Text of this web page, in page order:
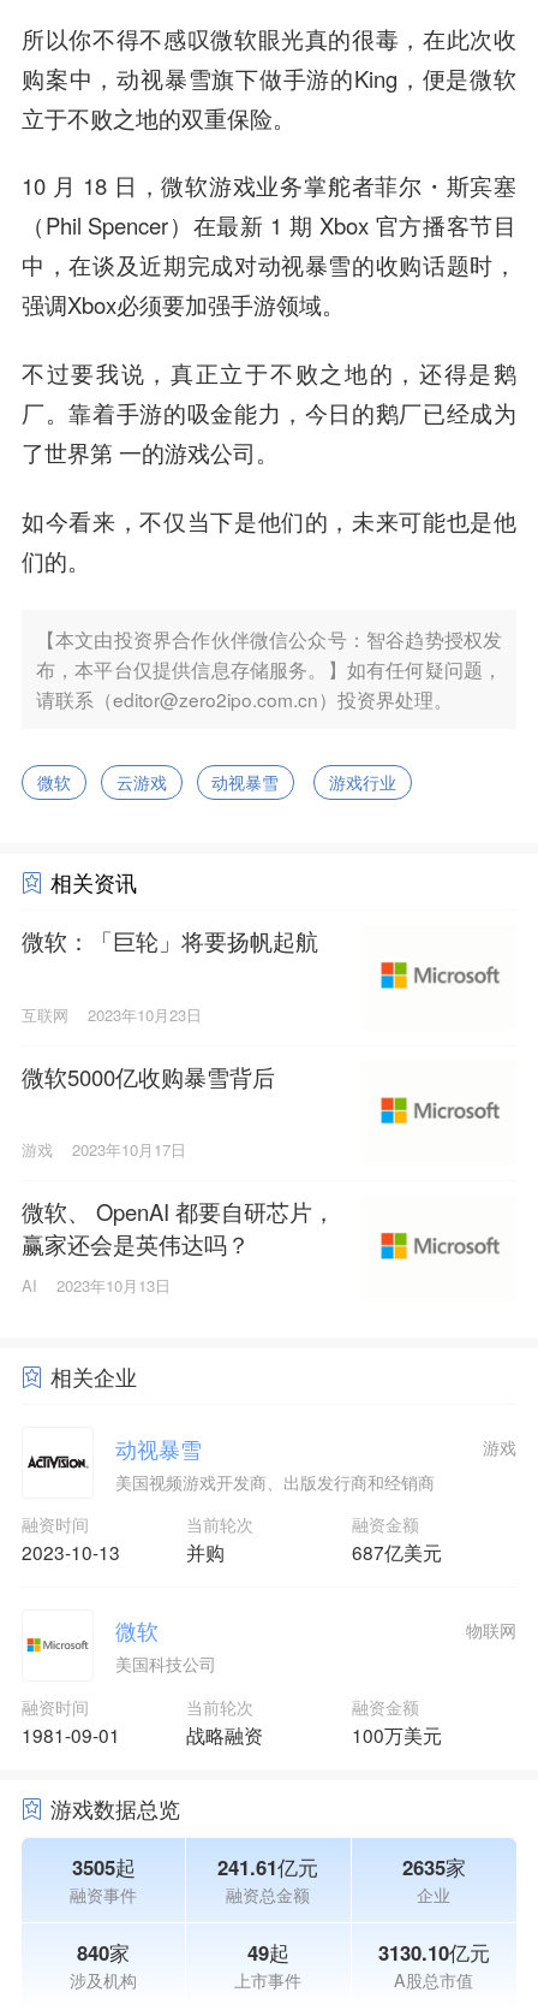
所以你不得不感叹微软眼光真的很毒，在此次收
购案中，动视暴雪旗下做手游的King，便是微软
立于不败之地的双重保险。
10 月 18 日，微软游戏业务掌舵者菲尔・斯宾塞
（Phil Spencer）在最新 1 期 Xbox 官方播客节目
中，在谈及近期完成对动视暴雪的收购话题时，
强调Xbox必须要加强手游领域。
不过要我说，真正立于不败之地的，还得是鹅
厂。靠着手游的吸金能力，今日的鹅厂已经成为
了世界第 一的游戏公司。
如今看来，不仅当下是他们的，未来可能也是他
们的。
【本文由投资界合作伙伴微信公众号：智谷趋势授权发
布，本平台仅提供信息存储服务。】如有任何疑问题，
请联系（editor@zero2ipo.com.cn）投资界处理。
微软 云游戏 动视暴雪 游戏行业
相关资讯
微软：「巨轮」将要扬帆起航
互联网 2023年10月23日
微软5000亿收购暴雪背后
游戏 2023年10月17日
微软、 OpenAI 都要自研芯片，
赢家还会是英伟达吗？
AI 2023年10月13日
相关企业
动视暴雪
美国视频游戏开发商、出版发行商和经销商
游戏
融资时间
2023-10-13
当前轮次
并购
融资金额
687亿美元
微软
美国科技公司
物联网
融资时间
1981-09-01
当前轮次
战略融资
融资金额
100万美元
游戏数据总览
3505起
融资事件
241.61亿元
融资总金额
2635家
企业
840家
涉及机构
49起
上市事件
3130.10亿元
A股总市值